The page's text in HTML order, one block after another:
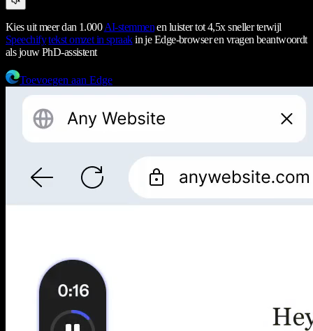
Kies uit meer dan 1.000AI-stemmenen luister tot 4,5x sneller terwijl
Speechify tekst omzet in spraakin je Edge-browser en vragen beantwoordt
als jouw PhD-assistent
Toevoegen aan Edge